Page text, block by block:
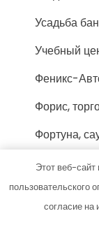
Усадьба
Учебный
Феникс-
Форис,
Фортуна,
Хижина
Хозмаркет
Этот веб-
пользовательского
согласие